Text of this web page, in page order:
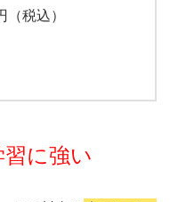
税込）
に強い